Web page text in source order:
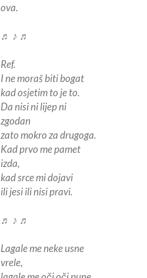
ova.
♬ ♪ ♬
Ref.
I ne moraš biti bogat
kad osjetim to je to.
Da nisi ni lijep ni
zgodan
zato mokro za drugoga.
Kad prvo me pamet
izda,
kad srce mi dojavi
ili jesi ili nisi pravi.
♬ ♪ ♬
Lagale me neke usne
vrele,